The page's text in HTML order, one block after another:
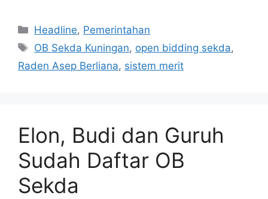
Kategori
Headline, Pemerintahan
Tag
OB Sekda Kuningan, open bidding sekda,
Raden Asep Berliana, sistem merit
Elon, Budi dan Guruh
Sudah Daftar OB
Sekda